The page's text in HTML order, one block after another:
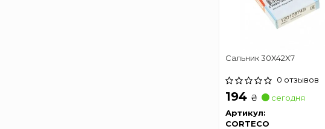
Сальник 30X42X7
0 отзывов
194 ₴
сегодня
Артикул:
CORTECO